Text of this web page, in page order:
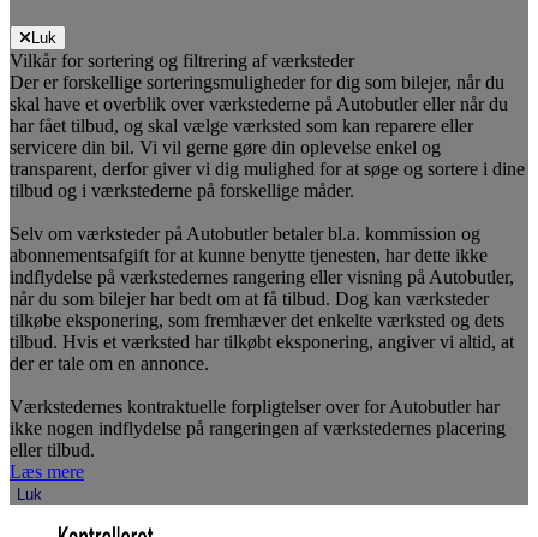
Luk
Vilkår for sortering og filtrering af værksteder
Der er forskellige sorteringsmuligheder for dig som bilejer, når du
skal have et overblik over værkstederne på Autobutler eller når du
har fået tilbud, og skal vælge værksted som kan reparere eller
servicere din bil. Vi vil gerne gøre din oplevelse enkel og
transparent, derfor giver vi dig mulighed for at søge og sortere i dine
tilbud og i værkstederne på forskellige måder.
Selv om værksteder på Autobutler betaler bl.a. kommission og
abonnementsafgift for at kunne benytte tjenesten, har dette ikke
indflydelse på værkstedernes rangering eller visning på Autobutler,
når du som bilejer har bedt om at få tilbud. Dog kan værksteder
tilkøbe eksponering, som fremhæver det enkelte værksted og dets
tilbud. Hvis et værksted har tilkøbt eksponering, angiver vi altid, at
der er tale om en annonce.
Værkstedernes kontraktuelle forpligtelser over for Autobutler har
ikke nogen indflydelse på rangeringen af værkstedernes placering
eller tilbud.
Læs mere
Luk